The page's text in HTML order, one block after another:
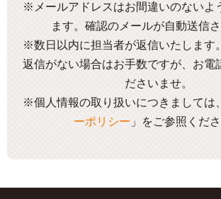
※メールアドレスはお間違いのないよ
ます。確認のメールが自動送信さ
※数日以内に担当者が返信いたします
返信がない場合はお手数ですが、お電
ださいませ。
※個人情報の取り扱いにつきましては
ーポリシー 」をご参照くださ